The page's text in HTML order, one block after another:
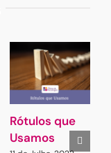
Rótulos que
Usamos